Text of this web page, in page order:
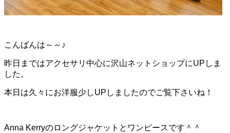
こんばんは～～♪
昨日まではアクセサリ中心に沢山ネットショップにUPしま
した。
本日は久々にお洋服少しUPしましたのでご覧下さいね！
Anna Kerryのロングジャケットとワンピースです＾＾